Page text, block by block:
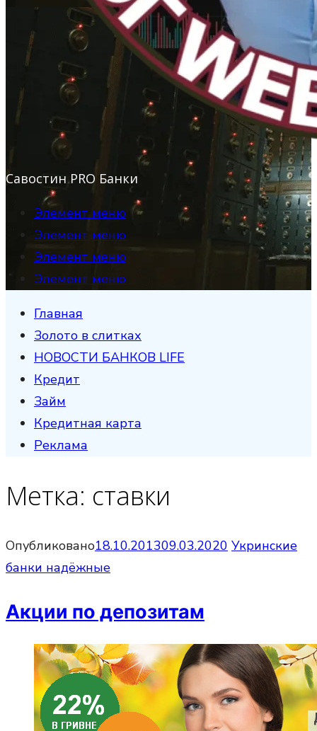
Савостин PRO Банки
Элемент меню
Элемент меню
Элемент меню
Элемент меню
Главная
Золото в слитках
НОВОСТИ БАНКОВ LIFE
Кредит
Займ
Кредитная карта
Реклама
Метка: ставки
Опубликовано18.10.201309.03.2020 Укринские
банки надёжные
Акции по депозитам